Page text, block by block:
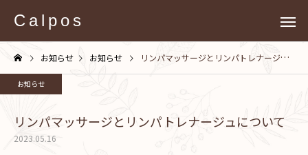
Calpos
お知らせ お知らせ リンパマッサージとリンパトレナージュについて
お知らせ
リンパマッサージとリンパトレナージュについて
2023.05.16